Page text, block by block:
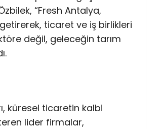
“Fresh Antalya,
ticaret ve iş birlikleri
değil, geleceğin tarım
küresel ticaretin kalbi
lider firmalar,